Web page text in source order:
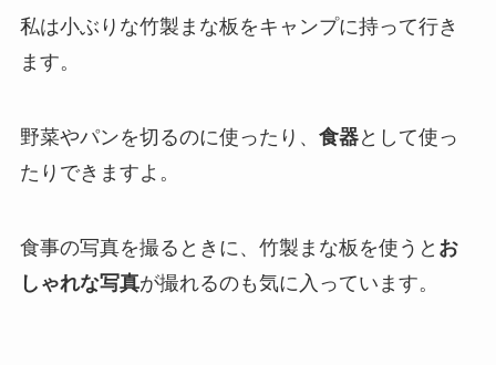
私は小ぶりな竹製まな板をキャンプに持って行き
ます。
野菜やパンを切るのに使ったり、 食器として使っ
たりできますよ。
食事の写真を撮るときに、竹製まな板を使うと お
しゃれな写真が撮れるのも気に入っています。